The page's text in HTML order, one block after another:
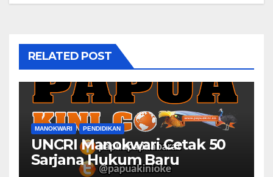
RELATED POST
MANOKWARI PENDIDIKAN
UNCRI Manokwari Cetak 50
Sarjana Hukum Baru